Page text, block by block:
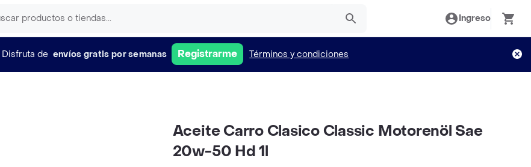
Ingreso
Disfruta de envíos gratis por semanas Registrarme Términos y condiciones
Aceite Carro Clasico Classic Motorenöl Sae
20w-50 Hd 1l